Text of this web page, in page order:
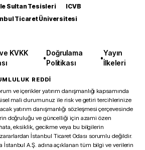
Sultan Tesisleri
ICVB
Ticaret Üniversitesi
KVKK
•
Doğrulama
Politikası
•
Yayın
İlkeleri
REDDİ
ve içerikler yatırım danışmanlığı kapsamında
mali durumunuz ile risk ve getiri tercihlerinize
yatırım danışmanlığı sözleşmesi çerçevesinde
doğruluğu ve güncelliği için azami özen
eksiklik, gecikme veya bu bilgilerin
İstanbul Ticaret Odası sorumlu değildir.
İstanbul A.Ş. adına açıklanan tüm bilgi ve verilerin